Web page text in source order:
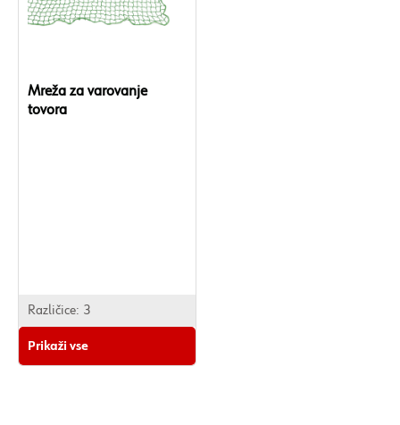
Mreža za varovanje
tovora
Različice: 3
Prikaži vse